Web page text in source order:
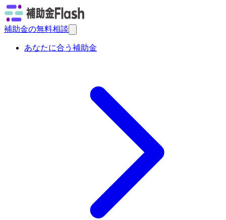
補助金の無料相談
あなたに合う補助金